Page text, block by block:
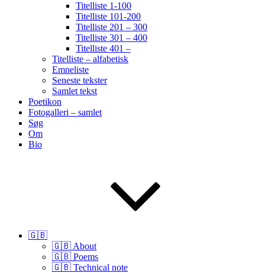
Titelliste 1-100
Titelliste 101-200
Titelliste 201 – 300
Titelliste 301 – 400
Titelliste 401 –
Titelliste – alfabetisk
Emneliste
Seneste tekster
Samlet tekst
Poetikon
Fotogalleri – samlet
Søg
Om
Bio
🇬🇧
🇬🇧 About
🇬🇧 Poems
🇬🇧 Technical note